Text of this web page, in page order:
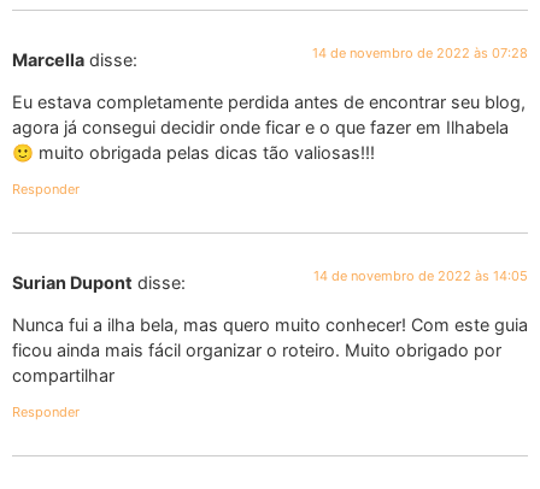
Marcella disse: 14 de novembro de 2022 às 07:28
Eu estava completamente perdida antes de encontrar seu blog,
agora já consegui decidir onde ficar e o que fazer em Ilhabela
🙂 muito obrigada pelas dicas tão valiosas!!!
Responder
Surian Dupont disse: 14 de novembro de 2022 às 14:05
Nunca fui a ilha bela, mas quero muito conhecer! Com este guia
ficou ainda mais fácil organizar o roteiro. Muito obrigado por
compartilhar
Responder